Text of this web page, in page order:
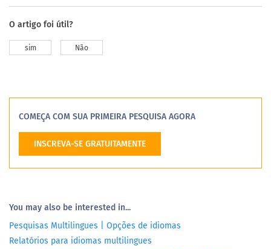
O artigo foi útil?
sim Não
COMEÇA COM SUA PRIMEIRA PESQUISA AGORA
INSCREVA-SE GRATUITAMENTE
You may also be interested in...
Pesquisas Multilingues | Opções de idiomas
Relatórios para idiomas multilingues